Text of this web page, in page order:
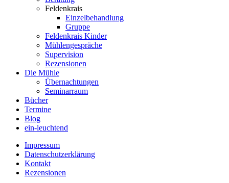
Feldenkrais
Einzelbehandlung
Gruppe
Feldenkrais Kinder
Mühlengespräche
Supervision
Rezensionen
Die Mühle
Übernachtungen
Seminarraum
Bücher
Termine
Blog
ein-leuchtend
Impressum
Datenschutzerklärung
Kontakt
Rezensionen